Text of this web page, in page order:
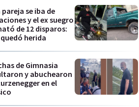
pareja se iba de
y el ex suegro
de 12 disparos:
herida
de Gimnasia
y abuchearon
en el